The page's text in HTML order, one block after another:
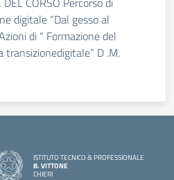
digitale “Dal gesso al
di “ Formazione del
transizionedigitale” D .M.
ISTITUTO TECNICO & PROFESSIONALE
B. VITTONE
CHIERI